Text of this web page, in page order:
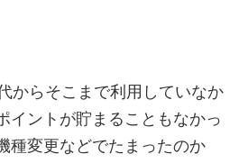
からそこまで利用していなか
イントが貯まることもなかっ
種変更などでたまったのか